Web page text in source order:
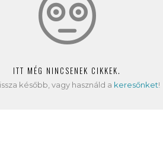
ITT MÉG NINCSENEK CIKKEK.
később, vagy használd a keresőnket!